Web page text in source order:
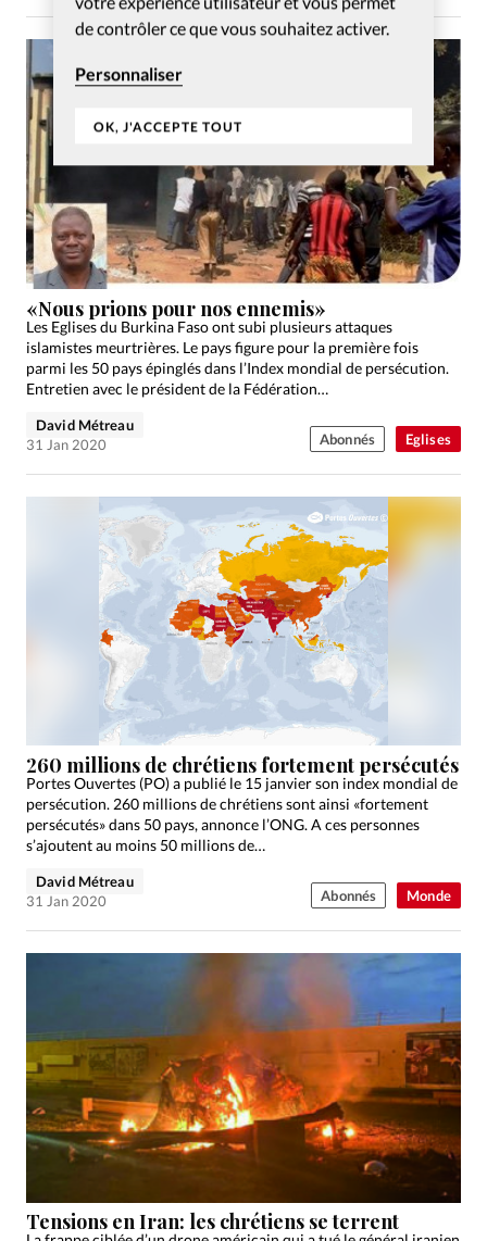
de contrôler ce que vous souhaitez activer.
Personnaliser
OK, J'ACCEPTE TOUT
Eglises
«Nous prions pour nos ennemis»
Les Eglises du Burkina Faso ont subi plusieurs attaques
islamistes meurtrières. Le pays figure pour la première fois
parmi les 50 pays épinglés dans l’Index mondial de persécution.
Entretien avec le président de la Fédération…
David Métreau
31 Jan 2020
Abonnés
Monde
260 millions de chrétiens fortement persécutés
Portes Ouvertes (PO) a publié le 15 janvier son index mondial de
persécution. 260 millions de chrétiens sont ainsi «fortement
persécutés» dans 50 pays, annonce l’ONG. A ces personnes
s’ajoutent au moins 50 millions de…
David Métreau
31 Jan 2020
Abonnés
Tensions en Iran: les chrétiens se terrent